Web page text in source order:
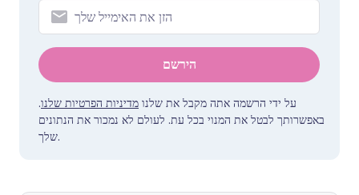
הירשם
על ידי הרשמה אתה מקבל את שלנו מדיניות הפרטיות שלנו.
באפשרותך לבטל את המנוי בכל עת. לעולם לא נמכור את הנתונים
שלך.